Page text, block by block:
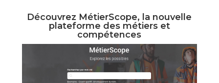
Découvrez MétierScope, la nouvelle
plateforme des métiers et
compétences